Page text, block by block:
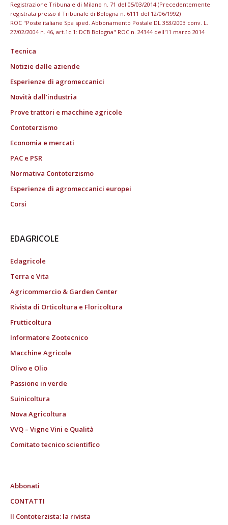
Registrazione Tribunale di Milano n. 71 del 05/03/2014 (Precedentemente
registrata presso il Tribunale di Bologna n. 6111 del 12/06/1992)
ROC "Poste italiane Spa sped. Abbonamento Postale DL 353/2003 conv. L.
27/02/2004 n. 46, art.1c.1: DCB Bologna" ROC n. 24344 dell'11 marzo 2014
Tecnica
Notizie dalle aziende
Esperienze di agromeccanici
Novità dall’industria
Prove trattori e macchine agricole
Contoterzismo
Economia e mercati
PAC e PSR
Normativa Contoterzismo
Esperienze di agromeccanici europei
Corsi
EDAGRICOLE
Edagricole
Terra e Vita
Agricommercio & Garden Center
Rivista di Orticoltura e Floricoltura
Frutticoltura
Informatore Zootecnico
Macchine Agricole
Olivo e Olio
Passione in verde
Suinicoltura
Nova Agricoltura
VVQ – Vigne Vini e Qualità
Comitato tecnico scientifico
Abbonati
CONTATTI
Il Contoterzista: la rivista